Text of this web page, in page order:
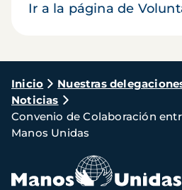
Ir a la página de
Ruta
de
navegación
Inicio Nuestras
Noticias
Convenio de Colaboración
Manos Unidas